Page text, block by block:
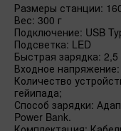
Размеры станции:
Вес: 300 г
Подключение: USB
Подсветка: LED
Быстрая зарядка: 2,5
Входное
Количество
гейипада;
Способ зарядки:
Power Bank.